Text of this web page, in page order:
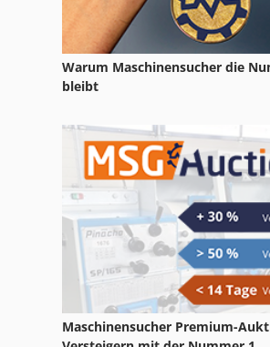
Warum Maschinensucher die
bleibt
Maschinensucher Premium-